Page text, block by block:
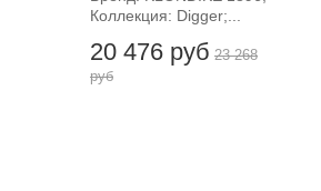
Коллекция: Digger;...
20 476 руб 23 268
руб